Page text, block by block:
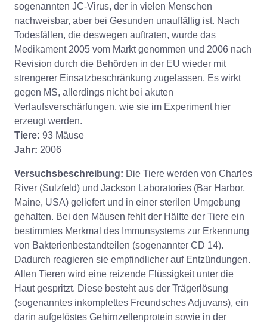
sogenannten JC-Virus, der in vielen Menschen
nachweisbar, aber bei Gesunden unauffällig ist. Nach
Todesfällen, die deswegen auftraten, wurde das
Medikament 2005 vom Markt genommen und 2006 nach
Revision durch die Behörden in der EU wieder mit
strengerer Einsatzbeschränkung zugelassen. Es wirkt
gegen MS, allerdings nicht bei akuten
Verlaufsverschärfungen, wie sie im Experiment hier
erzeugt werden.
Tiere: 93 Mäuse
Jahr: 2006
Versuchsbeschreibung: Die Tiere werden von Charles
River (Sulzfeld) und Jackson Laboratories (Bar Harbor,
Maine, USA) geliefert und in einer sterilen Umgebung
gehalten. Bei den Mäusen fehlt der Hälfte der Tiere ein
bestimmtes Merkmal des Immunsystems zur Erkennung
von Bakterienbestandteilen (sogenannter CD 14).
Dadurch reagieren sie empfindlicher auf Entzündungen.
Allen Tieren wird eine reizende Flüssigkeit unter die
Haut gespritzt. Diese besteht aus der Trägerlösung
(sogenanntes inkomplettes Freundsches Adjuvans), ein
darin aufgelöstes Gehirnzellenprotein sowie in der